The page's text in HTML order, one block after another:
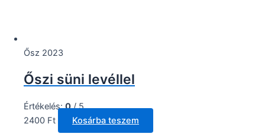
Ősz 2023
Őszi süni levéllel
Értékelés:0/ 5
2400 Ft Kosárba teszem